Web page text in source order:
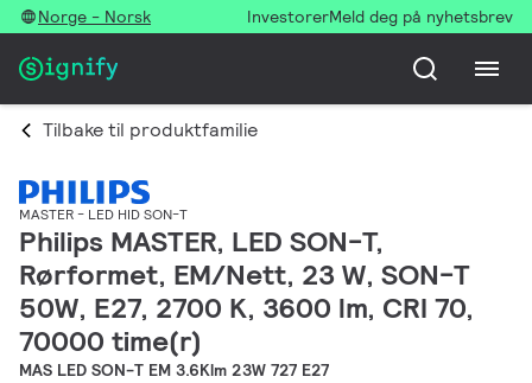
Norge - Norsk InvestorerMeld deg på nyhetsbrev
Tilbake til produktfamilie
MASTER - LED HID SON-T
Philips MASTER, LED SON-T,
Rørformet, EM/Nett, 23 W, SON-T
50W, E27, 2700 K, 3600 lm, CRI 70,
70000 time(r)
MAS LED SON-T EM 3.6Klm 23W 727 E27